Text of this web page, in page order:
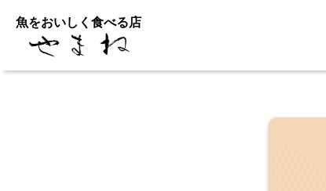
魚をおいしく食べる店